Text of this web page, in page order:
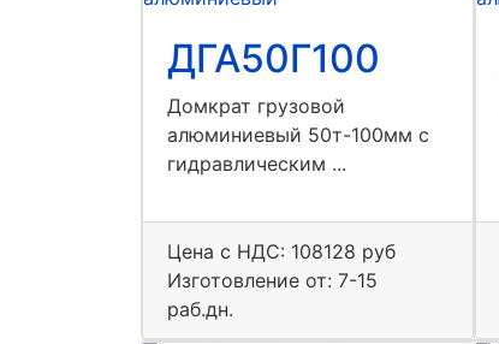
ДГА50Г100
Домкрат грузовой
алюминиевый 50т-100мм с
гидравлическим ...
Цена с НДС: 108128 руб
Изготовление от: 7-15
раб.дн.